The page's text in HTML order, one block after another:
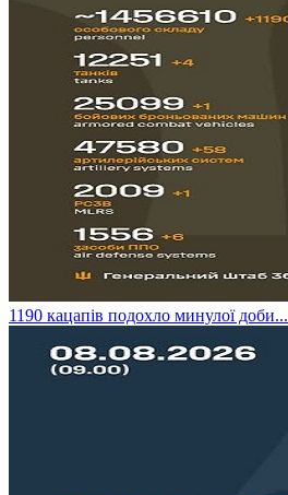
​1190 кацапів подохло минулої доби...